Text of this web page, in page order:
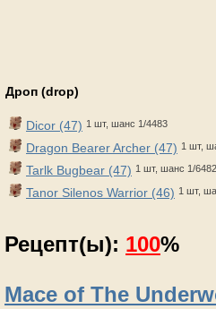
Дроп (drop)
Dicor (47) 1 шт, шанс 1/4483
Dragon Bearer Archer (47) 1 шт,
Tarlk Bugbear (47) 1 шт, шанс 1/6482
Tanor Silenos Warrior (46) 1 шт,
Рецепт(ы): 100%
Mace of The